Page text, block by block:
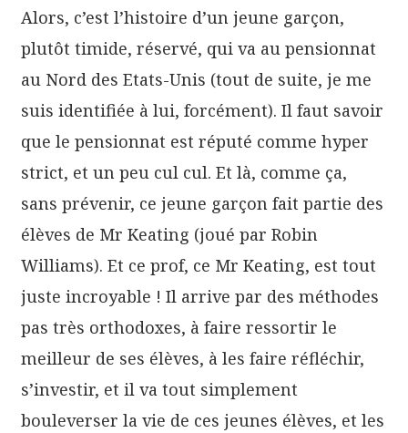
Alors, c’est l’histoire d’un jeune garçon,
plutôt timide, réservé, qui va au pensionnat
au Nord des Etats-Unis (tout de suite, je me
suis identifiée à lui, forcément). Il faut savoir
que le pensionnat est réputé comme hyper
strict, et un peu cul cul. Et là, comme ça,
sans prévenir, ce jeune garçon fait partie des
élèves de Mr Keating (joué par Robin
Williams). Et ce prof, ce Mr Keating, est tout
juste incroyable ! Il arrive par des méthodes
pas très orthodoxes, à faire ressortir le
meilleur de ses élèves, à les faire réfléchir,
s’investir, et il va tout simplement
bouleverser la vie de ces jeunes élèves, et les